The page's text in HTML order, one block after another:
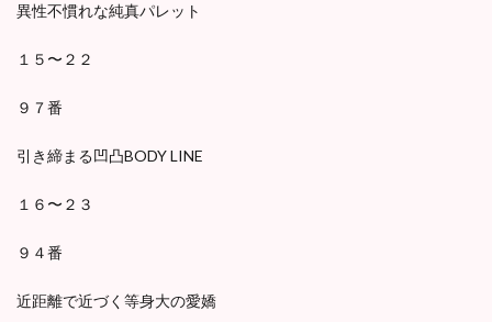
異性不慣れな純真パレット
１５〜２２
９７番
引き締まる凹凸BODY LINE
１６〜２３
９４番
近距離で近づく等身大の愛嬌